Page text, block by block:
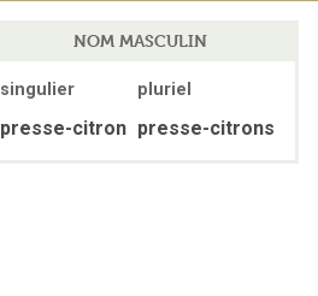
NOM MASCULIN
singulier pluriel
presse-citron presse-citrons